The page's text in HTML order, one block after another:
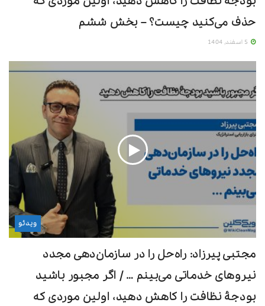
جلد شماره 44 ماهنامه ویکی‌کلین
لینک کوتاه: https://wikiclean.ir/ayis
حذف می‌کنید چیست؟ – بخش ششم
ویدئو
مجتبی پیرزاد: راه‌حل را در سازمان‌دهی مجدد
نیروهای خدماتی می‌بینم … / اگر مجبور باشید
بودجۀ نظافت را کاهش دهید، اولین موردی که